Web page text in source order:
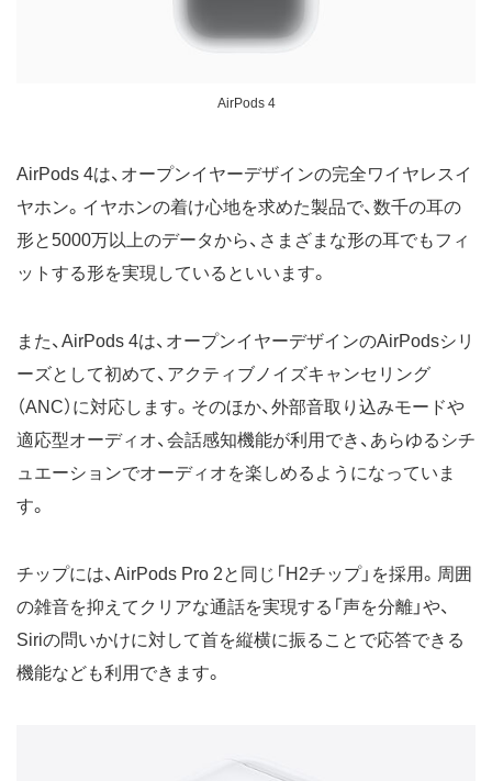
AirPods 4
AirPods 4は、オープンイヤーデザインの完全ワイヤレスイ
ヤホン。イヤホンの着け心地を求めた製品で、数千の耳の
形と5000万以上のデータから、さまざまな形の耳でもフィ
ットする形を実現しているといいます。
また、AirPods 4は、オープンイヤーデザインのAirPodsシリ
ーズとして初めて、アクティブノイズキャンセリング
（ANC）に対応します。そのほか、外部音取り込みモードや
適応型オーディオ、会話感知機能が利用でき、あらゆるシチ
ュエーションでオーディオを楽しめるようになっていま
す。
チップには、AirPods Pro 2と同じ「H2チップ」を採用。周囲
の雑音を抑えてクリアな通話を実現する「声を分離」や、
Siriの問いかけに対して首を縦横に振ることで応答できる
機能なども利用できます。